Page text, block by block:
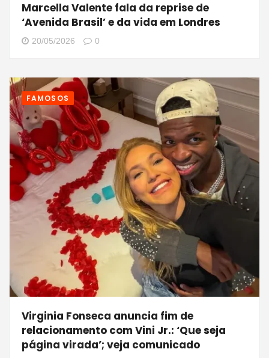
Marcella Valente fala da reprise de
‘Avenida Brasil’ e da vida em Londres
20/05/2026 0
FAMOSOS
Virginia Fonseca anuncia fim de
relacionamento com Vini Jr.: ‘Que seja
página virada’; veja comunicado